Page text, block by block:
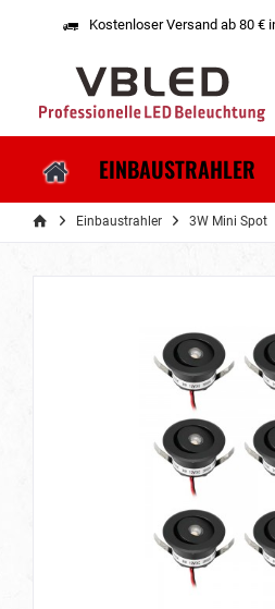
Kostenloser Versand ab 80 €
EINBAUSTRAHLER
Einbaustrahler 3W Mini Spot